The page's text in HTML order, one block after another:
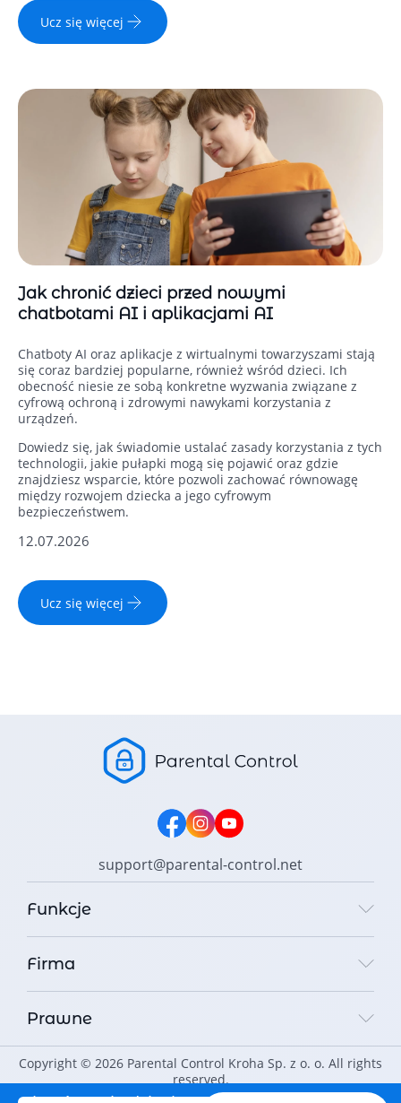
Ucz się więcej
Jak chronić dzieci przed nowymi
chatbotami AI i aplikacjami AI
Chatboty AI oraz aplikacje z wirtualnymi towarzyszami stają
się coraz bardziej popularne, również wśród dzieci. Ich
obecność niesie ze sobą konkretne wyzwania związane z
cyfrową ochroną i zdrowymi nawykami korzystania z
urządzeń.
Dowiedz się, jak świadomie ustalać zasady korzystania z tych
technologii, jakie pułapki mogą się pojawić oraz gdzie
znajdziesz wsparcie, które pozwoli zachować równowagę
między rozwojem dziecka a jego cyfrowym
bezpieczeństwem.
12.07.2026
Ucz się więcej
support@parental-control.net
Funkcje
Firma
Prawne
Copyright © 2026 Parental Control Kroha Sp. z o. o. All rights
reserved.